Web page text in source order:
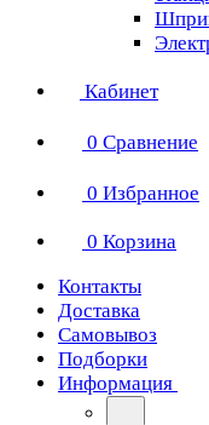
Кабинет
0 Сравнение
0 Избранное
0 Корзина
Контакты
Доставка
Самовывоз
Подборки
Информация